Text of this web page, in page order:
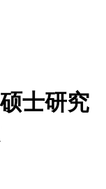
士研究